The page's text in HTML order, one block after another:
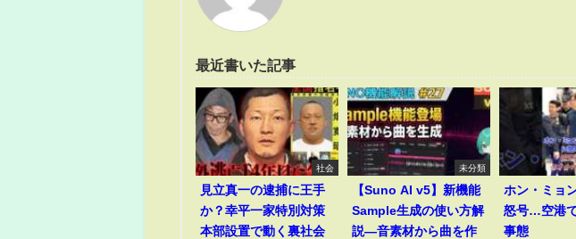
最近書いた記事
社会
見立真一の逮捕に王手
か？幸平一家特別対策
本部設置で動く裏社会
未分類
【Suno AI v5】新機能
Sample生成の使い方解
説―音素材から曲を作
ホン・ミョ
怒号…空港
事態